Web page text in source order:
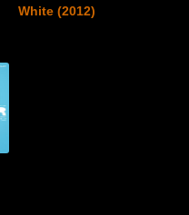
White (2012)